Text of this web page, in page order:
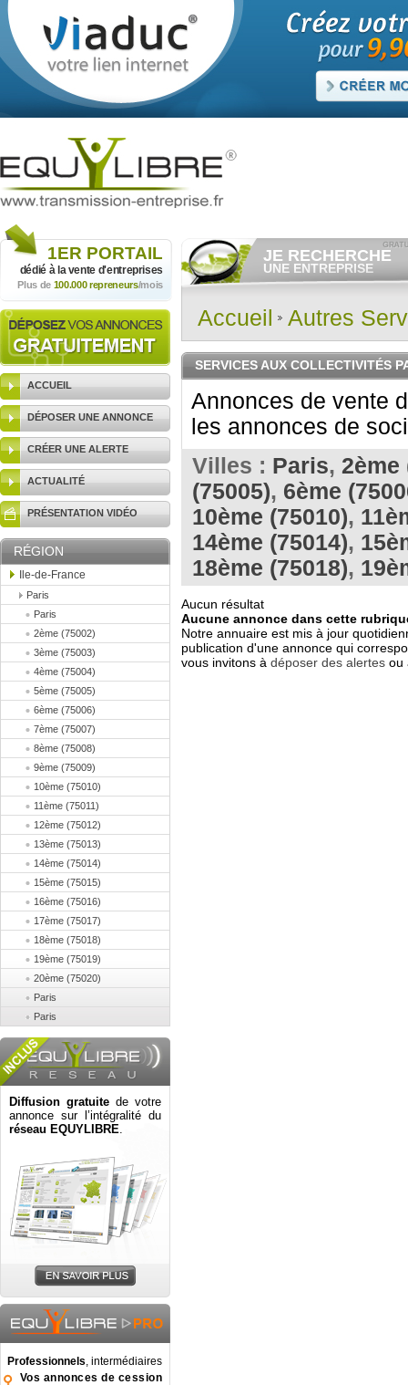
1ER PORTAIL
dédié à la vente d'entreprises
Plus de 100.000 repreneurs/mois
ACCUEIL
DÉPOSER UNE ANNONCE
CRÉER UNE ALERTE
ACTUALITÉ
PRÉSENTATION VIDÉO
RÉGION
Ile-de-France
Paris
Paris
2ème (75002)
3ème (75003)
4ème (75004)
5ème (75005)
6ème (75006)
7ème (75007)
8ème (75008)
9ème (75009)
10ème (75010)
11ème (75011)
12ème (75012)
13ème (75013)
14ème (75014)
15ème (75015)
16ème (75016)
17ème (75017)
18ème (75018)
19ème (75019)
20ème (75020)
Paris
Paris
Diffusion gratuite de votre
annonce sur l’intégralité du
réseau EQUYLIBRE.
Professionnels, intermédiaires
Vos annonces de cession
JE RECHERCHE
UNE ENTREPRISE
Consulter gratuitementles
vendre.
Et/ou déposergratuitement
RECHERCHER UNE
ANNONCE
Accueil Autres
SERVICES AUX COLLECTIVITÉS
Annonces de vente
les annonces de
Villes : Paris, 2ème
(75005), 6ème
10ème (75010),
14ème (75014),
18ème (75018),
Aucun résultat
Aucune annonce dans cette
Notre annuaire est mis à jour
publication d'une annonce qui
vous invitons à déposer des alertes ou